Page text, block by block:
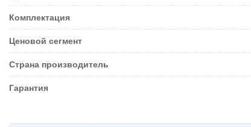
Комплектация
Ценовой сегмент
Страна производитель
Гарантия